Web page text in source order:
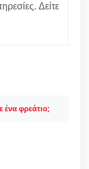
Δείτε
ένα φρεάτιο;